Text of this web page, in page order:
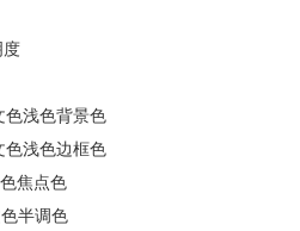
度
浅色背景色
浅色边框色
焦点色
半调色